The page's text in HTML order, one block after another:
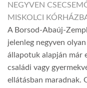
NEGYVEN
MISKOLCI
A Borsod-Abaúj-
jelenleg negyven
állapotuk alapján már
családi vagy
ellátásban maradnak.